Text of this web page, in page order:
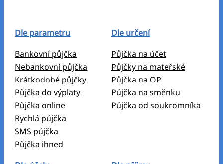
Dle parametru
Bankovní půjčka
Nebankovní půjčka
Krátkodobé půjčky
Půjčka do výplaty
Půjčka online
Rychlá půjčka
SMS půjčka
Půjčka ihned
Dle určení
Půjčka na účet
Půjčky na mateřské
Půjčka na OP
Půjčka na směnku
Půjčka od soukromníka